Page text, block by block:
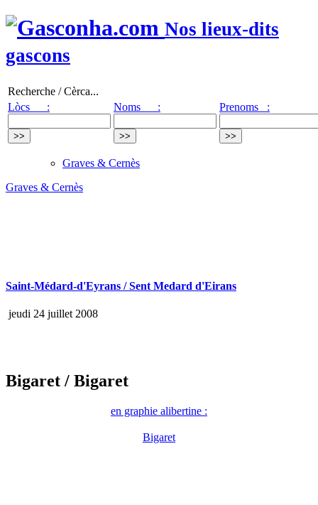
Nos lieux-dits
gascons
Recherche / Cèrca...
Lòcs :
Noms : Prenoms :
Graves & Cernès
Graves & Cernès
Saint-Médard-d'Eyrans / Sent Medard d'Eirans
jeudi 24 juillet 2008
Bigaret / Bigaret
en graphie alibertine :
Bigaret